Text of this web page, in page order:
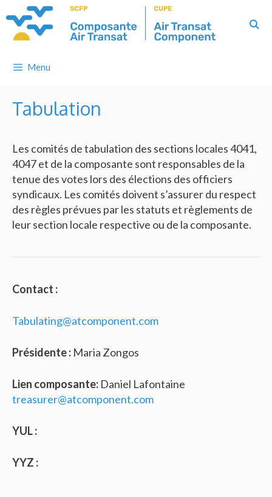
to
content
Menu
Tabulation
Les comités de tabulation des sections locales 4041,
4047 et de la composante sont responsables de la
tenue des votes lors des élections des officiers
syndicaux. Les comités doivent s’assurer du respect
des règles prévues par les statuts et règlements de
leur section locale respective ou de la composante.
Contact :
Tabulating@atcomponent.com
Présidente : Maria Zongos
Lien composante: Daniel Lafontaine
treasurer@atcomponent.com
YUL :
YYZ :